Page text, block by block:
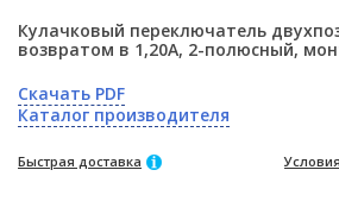
Кулачковый переключатель
возвратом в 1,20А, 2-полюсный,
Скачать PDF
Каталог производителя
Быстрая доставка